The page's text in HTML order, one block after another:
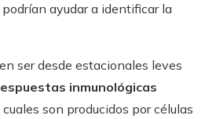
ayudar a identificar la
ser desde estacionales leves
inmunológicas
son producidos por células